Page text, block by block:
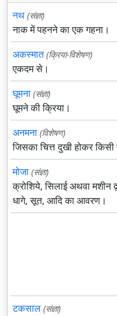
नथ (संज्ञा)
नाक में पहनने का एक गहना।
अकस्मात (क्रिया-विशेषण)
एकदम से।
घूमना (संज्ञा)
घूमने की क्रिया।
अनमना (विशेषण)
जिसका चित्त दुखी होकर किसी
मोजा (संज्ञा)
क्रोशिये, सिलाई अथवा मशीन
धागे, सूत, आदि का आवरण।
टकसाल (संज्ञा)